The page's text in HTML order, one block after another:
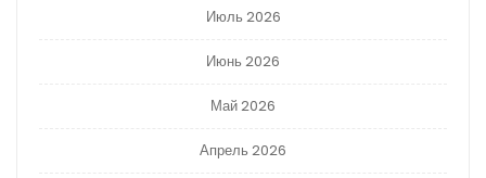
Июль 2026
Июнь 2026
Май 2026
Апрель 2026